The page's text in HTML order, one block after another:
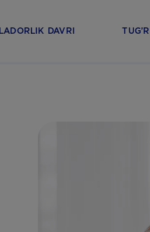
DAVRI